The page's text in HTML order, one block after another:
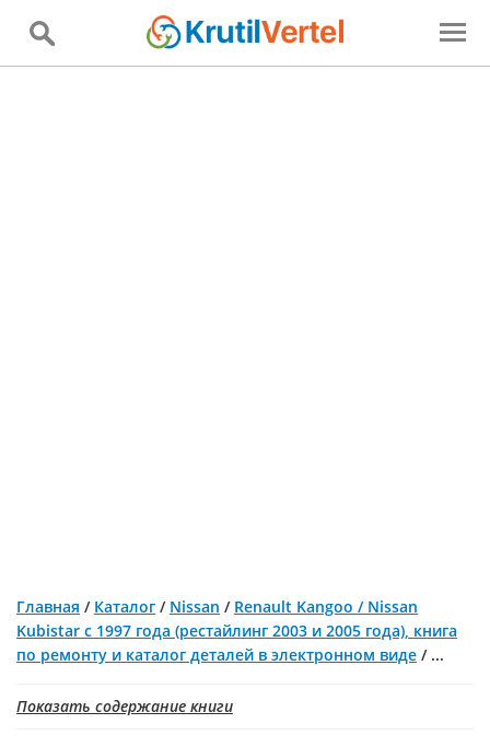
Главная / Каталог / Nissan / Renault Kangoo / Nissan
Kubistar с 1997 года (рестайлинг 2003 и 2005 года), книга
по ремонту и каталог деталей в электронном виде / ...
Показать содержание книги